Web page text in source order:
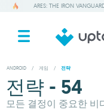
ARES: THE IRON
ANDROID / 게임 / 전략
전략 - 54
모든 결정이 중요한 비